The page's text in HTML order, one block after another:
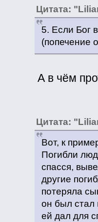
Цитата:
5. Если Бог
(попечение
А в чём
Цитата:
Вот, к
Погибли
спасся,
другие
потеряла
он был стал
ей дал для